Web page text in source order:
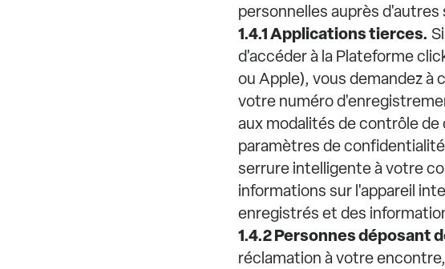
personnelles auprès
1.4.1 Applications tierces.
d'accéder à la Plateforme
ou Apple), vous demandez à
votre numéro
aux modalités de contrôle de
paramètres de
serrure intelligente à votre
informations sur l'appareil
enregistrés et des
1.4.2 Personnes déposant
réclamation à votre